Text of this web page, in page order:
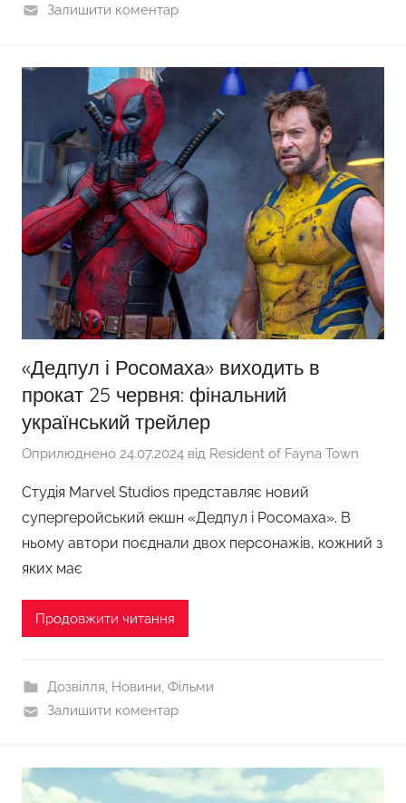
Залишити коментар
«Дедпул і Росомаха» виходить в
прокат 25 червня: фінальний
український трейлер
Оприлюднено 24.07.2024 від Resident of Fayna Town
Студія Marvel Studios представляє новий
супергеройський екшн «Дедпул і Росомаха». В
ньому автори поєднали двох персонажів, кожний з
яких має
Продовжити читання
Дозвілля, Новини, Фільми
Залишити коментар